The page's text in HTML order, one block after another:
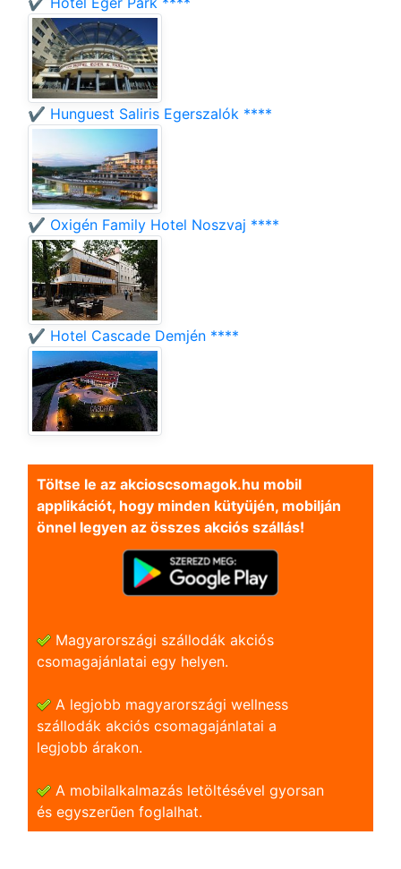
✔️ Hunguest Saliris Egerszalók ****
✔️ Oxigén Family Hotel Noszvaj ****
✔️ Hotel Cascade Demjén ****
Töltse le az akcioscsomagok.hu mobil
applikációt, hogy minden kütyüjén, mobilján
önnel legyen az összes akciós szállás!
Magyarországi szállodák akciós
csomagajánlatai egy helyen.
A legjobb magyarországi wellness
szállodák akciós csomagajánlatai a
legjobb árakon.
A mobilalkalmazás letöltésével gyorsan
és egyszerũen foglalhat.